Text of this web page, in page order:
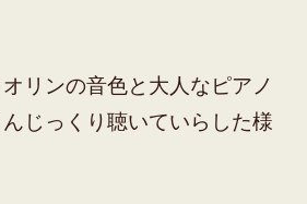
リンの音色と大人なピアノ
じっくり聴いていらした様